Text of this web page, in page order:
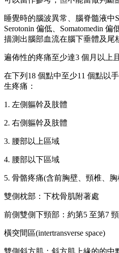
睡覺時的腦波異常、腦脊髓液中
Serotonin 偏低、Somatomedin
描測出腦部血流在腦下垂體及尾
遍佈性的疼痛至少達3 個月以上
在下列18 個點中至少11 個點以
生疼痛：
1. 左側軀幹及肢體
2. 右側軀幹及肢體
3. 腰部以上區域
4. 腰部以下區域
5. 骨骼疼痛(含前胸壁、頸椎、
雙側枕部：下枕骨肌附著處
前側雙側下頸部：約第5 至第7
橫突間區(intertransverse space)
雙側斜方肌：斜方肌上緣的的中